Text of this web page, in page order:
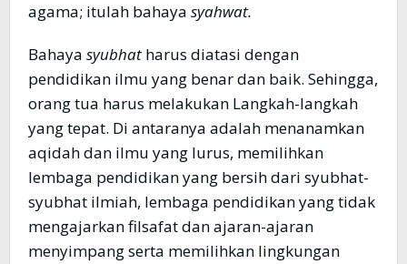
agama; itulah bahaya syahwat.
Bahaya syubhat harus diatasi dengan
pendidikan ilmu yang benar dan baik. Sehingga,
orang tua harus melakukan Langkah-langkah
yang tepat. Di antaranya adalah menanamkan
aqidah dan ilmu yang lurus, memilihkan
lembaga pendidikan yang bersih dari syubhat-
syubhat ilmiah, lembaga pendidikan yang tidak
mengajarkan filsafat dan ajaran-ajaran
menyimpang serta memilihkan lingkungan